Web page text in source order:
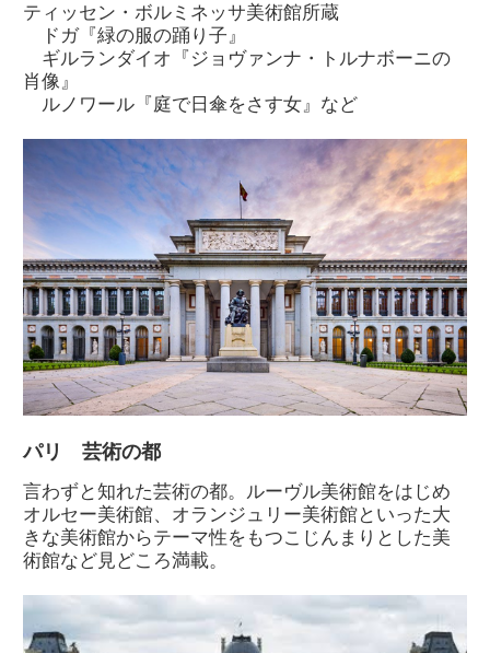
ティッセン・ボルミネッサ美術館所蔵
ドガ『緑の服の踊り子』
ギルランダイオ『ジョヴァンナ・トルナボーニの
肖像』
ルノワール『庭で日傘をさす女』など
パリ 芸術の都
言わずと知れた芸術の都。ルーヴル美術館をはじめ
オルセー美術館、オランジュリー美術館といった大
きな美術館からテーマ性をもつこじんまりとした美
術館など見どころ満載。